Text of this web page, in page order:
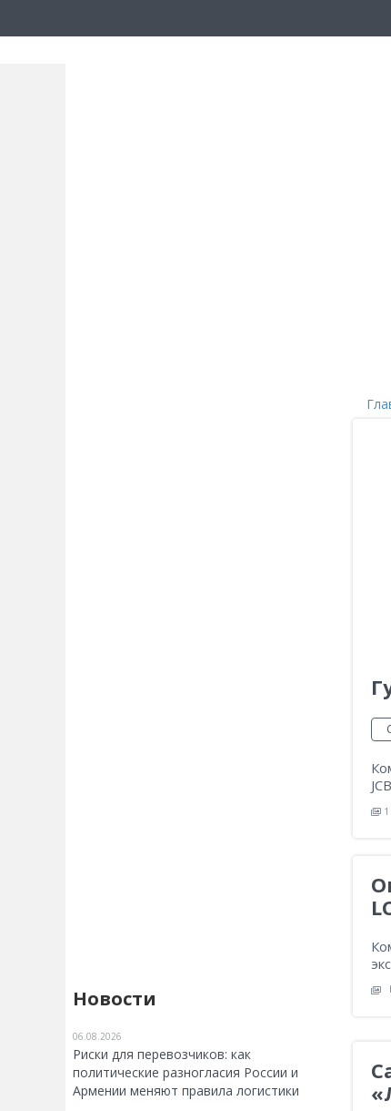
Новости
06.08.2026
Риски для перевозчиков: как
политические разногласия России и
Армении меняют правила логистики
1